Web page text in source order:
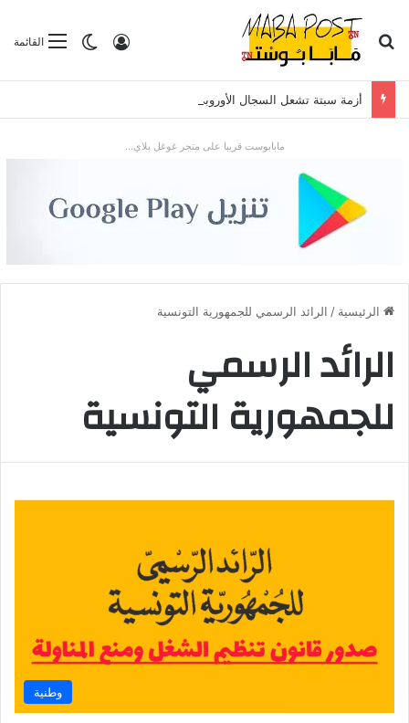
القائمةالوضع
تسجيل الدخول بحث عن
مابابوست قريبا على متجر غوغل بلاي...
الرئيسية / الرائد الرسمي للجمهورية التونسية
الرائد الرسمي
للجمهورية التونسية
وطنية